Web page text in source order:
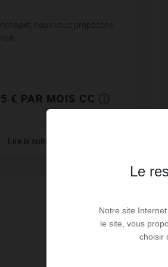
nous vous proposons
€ PAR MOIS CC
Lire la suite
Le
Notre site
le site, vous
choisir